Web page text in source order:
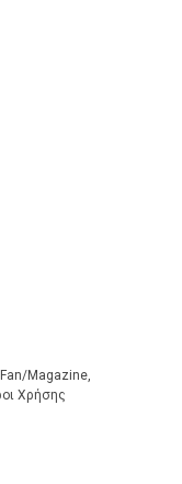
Magazine,
Χρήσης